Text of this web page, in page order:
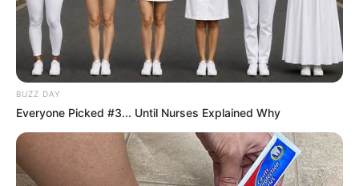
Deixe um Comentário
VEJA TAMBÉM
BUZZ DAY
Everyone Picked #3... Until Nurses Explained Why